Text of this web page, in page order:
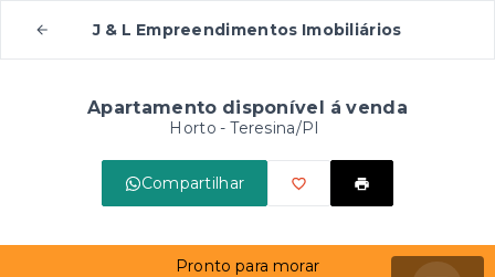
J & L Empreendimentos Imobiliários
Apartamento disponível á venda
Horto - Teresina/PI
Compartilhar
Pronto para morar